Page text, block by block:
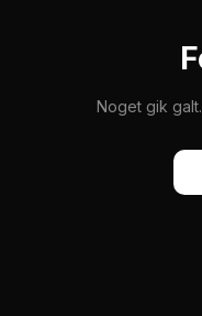
Noget gik